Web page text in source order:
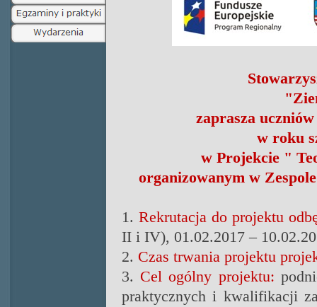
zaprasza
w roku
w Projekcie "
organizowanym w
1. Rekrutacja do projektu
II i IV), 01.02.2017 –
2. Czas trwania projektu
3. Cel ogólny projektu: p
praktycznych i kwalifikacji